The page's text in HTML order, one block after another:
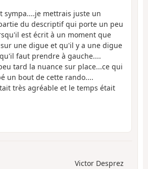
sympa....je mettrais juste un
du descriptif qui porte un peu
est écrit à un moment que
une digue et qu'il y a une digue
faut prendre à gauche....
tard la nuance sur place...ce qui
un bout de cette rando....
très agréable et le temps était
Victor Desprez